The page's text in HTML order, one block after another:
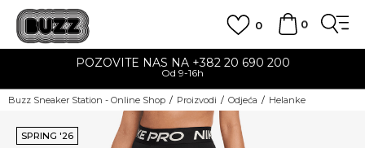
0
0
POZOVITE NAS NA +382 20 690 200
Od 9-16h
Buzz Sneaker Station - Online Shop Proizvodi Odjeća Helanke
SPRING '26